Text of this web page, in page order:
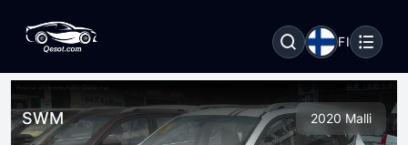
FI
SWM 2020 Malli